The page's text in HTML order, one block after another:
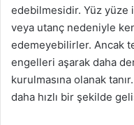
edebilmesidir. Yüz yüze
veya utanç nedeniyle
edemeyebilirler. Ancak
engelleri aşarak daha
kurulmasına olanak
daha hızlı bir şekilde